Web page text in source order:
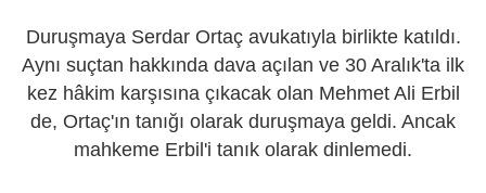
Duruşmaya Serdar Ortaç avukatıyla birlikte katıldı.
Aynı suçtan hakkında dava açılan ve 30 Aralık'ta ilk
kez hâkim karşısına çıkacak olan Mehmet Ali Erbil
de, Ortaç'ın tanığı olarak duruşmaya geldi. Ancak
mahkeme Erbil'i tanık olarak dinlemedi.